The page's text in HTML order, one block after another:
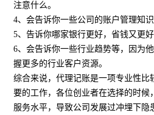
注意什么。
4、会告诉你一些公司的账户管理知识
5、告诉你哪家银行更好，省钱又更好
6、会告诉你一些行业趋势等，因为
握更多的行业客户资源。
综合来说，代理记账是一项专业性比
要的工作，各位创业者在选择的时候
服务水平，导致公司发展过冲埋下隐